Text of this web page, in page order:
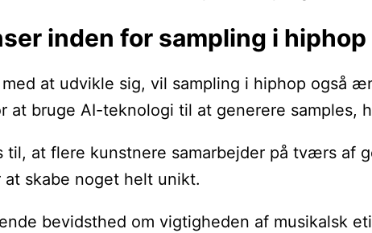
inden for sampling i
at udvikle sig, vil sampling i hiphop også
at bruge AI-teknologi til at generere samples,
til, at flere kunstnere samarbejder på tværs af
skabe noget helt unikt.
bevidsthed om vigtigheden af musikalsk